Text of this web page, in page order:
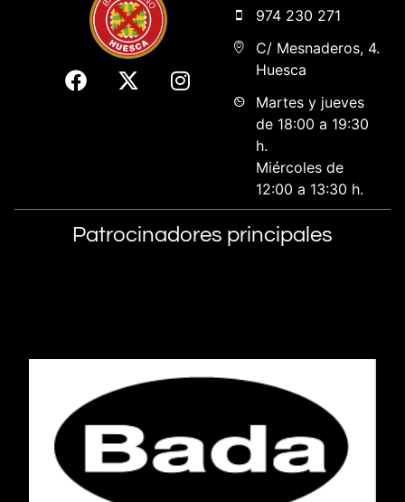
974 230 271
C/ Mesnaderos, 4.
Huesca
Martes y jueves
de 18:00 a 19:30
h.
Miércoles de
12:00 a 13:30 h.
Patrocinadores principales